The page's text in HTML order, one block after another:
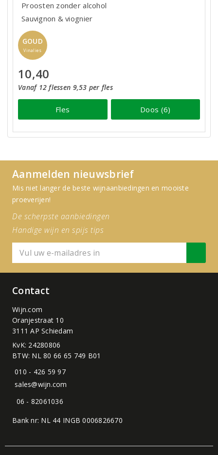
Proosten zonder alcohol
Sauvignon & viognier
GOUD
Vinalies
10,40
Vanaf 12 flessen 9,53 per fles
Fles Doos (6)
Aanmelden nieuwsbrief
Mis niet langer de beste wijnaanbiedingen en mooiste
proeverijen!
De scherpste aanbiedingen
Handige wijn en spijs tips
Contact
Wijn.com
Oranjestraat 10
3111 AP Schiedam
KvK: 24280806
BTW: NL 80 66 65 749 B01
010 - 426 59 97
sales@wijn.com
06 - 82061036
Bank nr: NL 44 INGB 0006826670